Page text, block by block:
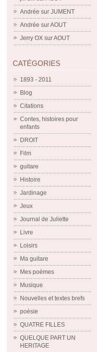
Andrée sur JUMENT
Andrée surAOUT
Jerry OX surAOUT
CATÉGORIES
1893 - 2011
Blog
Citations
Contes, histoires pour
enfants
DROIT
Film
guitare
Histoire
Jardinage
Jeux
Journal de Juliette
Livre
Loisirs
Ma guitare
Mes poèmes
Musique
Nouvelles et textes brefs
poésie
QUATRE FILLES
QUELQUE PART UN
HERITAGE